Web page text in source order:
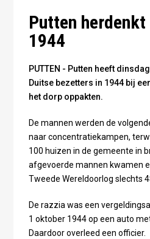
Putten
1944
PUTTEN - Putten heeft
Duitse bezetters in 1944 bij
het dorp oppakten.
De mannen werden de
naar concentratiekampen,
100 huizen in de gemeente in
afgevoerde mannen kwamen
Tweede Wereldoorlog slechts
De razzia was een
1 oktober 1944 op een auto
Daardoor overleed een officier.